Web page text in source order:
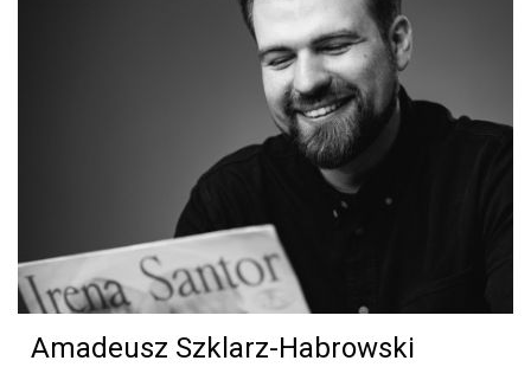
Amadeusz Szklarz-Habrowski